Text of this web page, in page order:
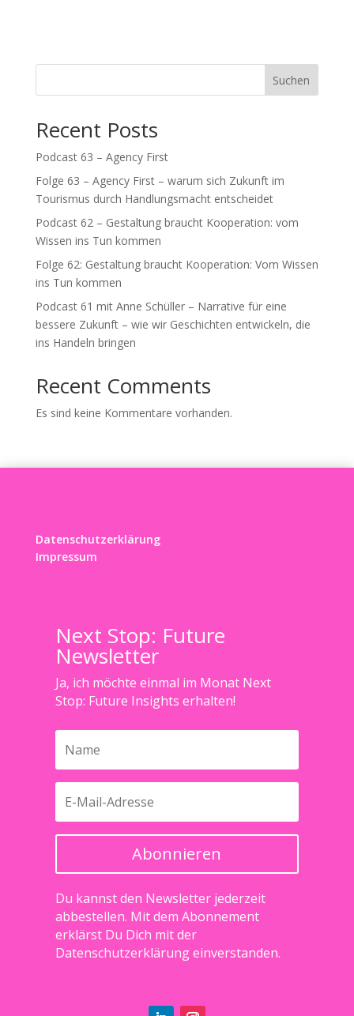
Suchen
Recent Posts
Podcast 63 – Agency First
Folge 63 – Agency First – warum sich Zukunft im
Tourismus durch Handlungsmacht entscheidet
Podcast 62 – Gestaltung braucht Kooperation: vom
Wissen ins Tun kommen
Folge 62: Gestaltung braucht Kooperation: Vom Wissen
ins Tun kommen
Podcast 61 mit Anne Schüller – Narrative für eine
bessere Zukunft – wie wir Geschichten entwickeln, die
ins Handeln bringen
Recent Comments
Es sind keine Kommentare vorhanden.
Datenschutzerklärung
Impressum
Next Stop: Future
Newsletter
Ja, ich möchte einmal im Monat Next
Stop: Future Insights erhalten!
Abonnieren
Du kannst den Newsletter jederzeit
abbestellen. Mit dem Abonnement
erklärst Du Dich mit der
Datenschutzerklärungeinverstanden.